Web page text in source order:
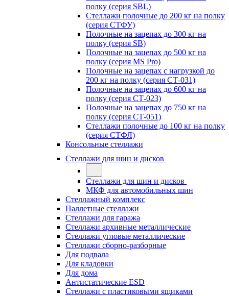
полку (серия SBL)
Стеллажи полочные до 200 кг на полку
(серия СТФУ)
Полочные на зацепах до 300 кг на
полку (серия SB)
Полочные на зацепах до 500 кг на
полку (серия MS Pro)
Полочные на зацепах с нагрузкой до
200 кг на полку (серия СТ-031)
Полочные на зацепах до 600 кг на
полку (серия СТ-023)
Полочные на зацепах до 750 кг на
полку (серия СТ-051)
Стеллажи полочные до 100 кг на полку
(серия СТФЛ)
Консольные стеллажи
Стеллажи для шин и дисков
Стеллажи для шин и дисков
МКФ для автомобильных шин
Стеллажный комплекс
Паллетные стеллажи
Стеллажи для гаража
Стеллажи архивные металлические
Стеллажи угловые металлические
Стеллажи сборно-разборные
Для подвала
Для кладовки
Для дома
Антистатические ESD
Стеллажи с пластиковыми ящиками